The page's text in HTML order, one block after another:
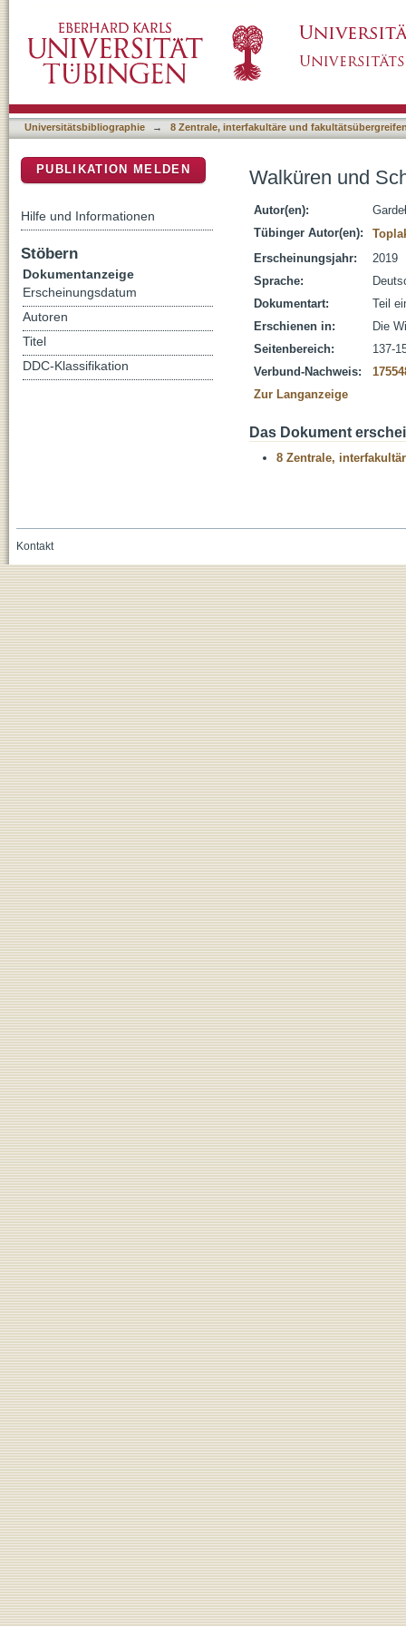
Universitätsbibliographie → 8 Zentrale, interfakultäre und
Walküren und
Autor(en):
Tübinger Autor(en):
Erscheinungsjahr:
2019
Sprache:
Dokumentart:
Teil
Erschienen in:
Die
Seitenbereich:
137-
Verbund-Nachweis:
Zur Langanzeige
Das Dokument
8 Zentrale,
PUBLIKATION MELDEN
Hilfe und Informationen
Stöbern
Dokumentanzeige
Erscheinungsdatum
Autoren
Titel
DDC-Klassifikation
Kontakt